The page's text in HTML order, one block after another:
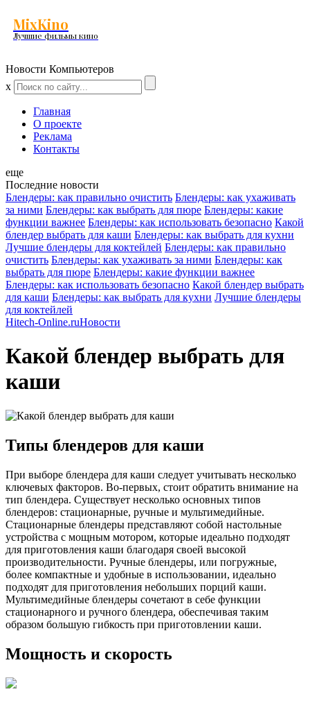
MixKino
Лучшие фильмы кино
Новости Компьютеров
x
Главная
О проекте
Реклама
Контакты
еще
Последние новости
Блендеры: как правильно очистить Блендеры: как ухаживать
за ними Блендеры: как выбрать для пюре Блендеры: какие
функции важнее Блендеры: как использовать безопасно Какой
блендер выбрать для каши Блендеры: как выбрать для кухни
Лучшие блендеры для коктейлей Блендеры: как правильно
очистить Блендеры: как ухаживать за ними Блендеры: как
выбрать для пюре Блендеры: какие функции важнее
Блендеры: как использовать безопасно Какой блендер выбрать
для каши Блендеры: как выбрать для кухни Лучшие блендеры
для коктейлей
Hitech-Online.ruНовости
Какой блендер выбрать для
каши
Типы блендеров для каши
При выборе блендера для каши следует учитывать несколько
ключевых факторов. Во-первых, стоит обратить внимание на
тип блендера. Существует несколько основных типов
блендеров: стационарные, ручные и мультимедийные.
Стационарные блендеры представляют собой настольные
устройства с мощным мотором, которые идеально подходят
для приготовления каши благодаря своей высокой
производительности. Ручные блендеры, или погружные,
более компактные и удобные в использовании, идеально
подходят для приготовления небольших порций каши.
Мультимедийные блендеры сочетают в себе функции
стационарного и ручного блендера, обеспечивая таким
образом большую гибкость при приготовлении каши.
Мощность и скорость